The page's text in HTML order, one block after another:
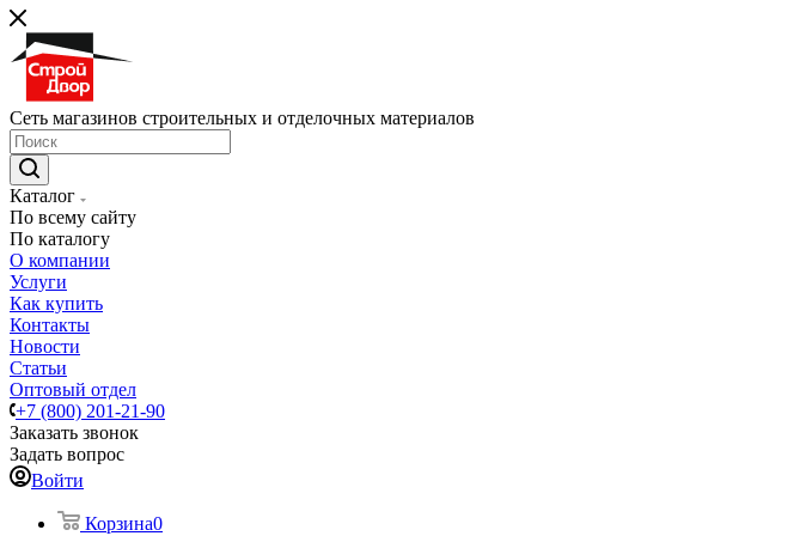
Сеть магазинов строительных и отделочных материалов
Каталог
По всему сайту
По каталогу
О компании
Услуги
Как купить
Контакты
Новости
Статьи
Оптовый отдел
+7 (800) 201-21-90
Заказать звонок
Задать вопрос
Войти
Корзина0